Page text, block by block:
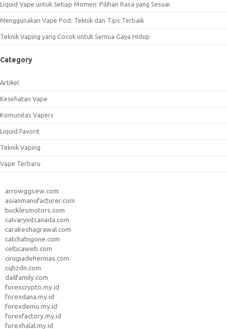
Liquid Vape untuk Setiap Momen: Pilihan Rasa yang Sesuai
Menggunakan Vape Pod: Teknik dan Tips Terbaik
Teknik Vaping yang Cocok untuk Semua Gaya Hidup
Category
Artikel
Kesehatan Vape
Komunitas Vapers
Liquid Favorit
Teknik Vaping
Vape Terbaru
arrowggsew.com
asianmanufacturer.com
bucklesmotors.com
calvaryintcanada.com
carakeshagrawal.com
catchabigone.com
celticaweb.com
cirugiadehernias.com
cqhzdn.com
dailfamily.com
forexcrypto.my.id
forexdana.my.id
forexdemo.my.id
forexfactory.my.id
forexhalal.my.id